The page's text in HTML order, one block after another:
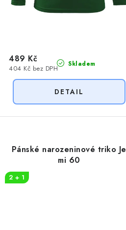
Skladem
404 Kč bez DPH
489 Kč
Pánské narozeninové triko Je
mi 60
2 + 1